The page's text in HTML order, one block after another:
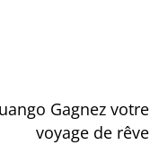
Gagnez votre
voyage de rêve